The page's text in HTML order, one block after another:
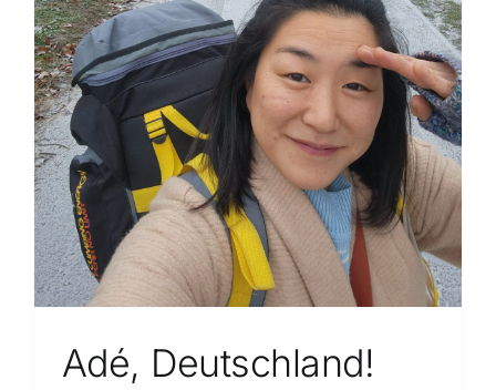
Adé, Deutschland!